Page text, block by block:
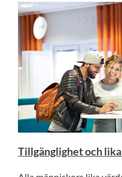
Tillgänglighet och